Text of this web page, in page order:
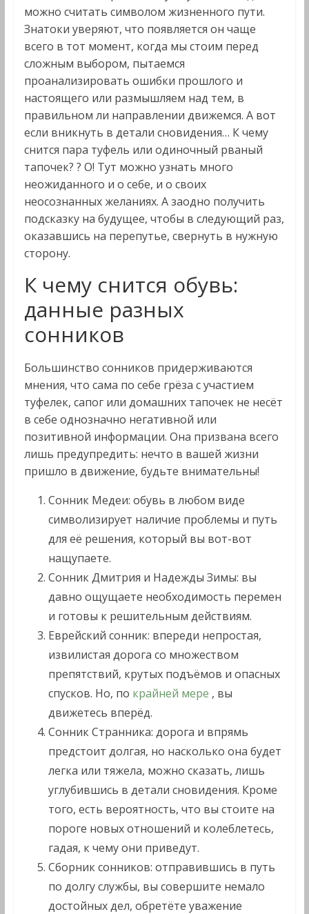
можно считать символом жизненного пути.
Знатоки уверяют, что появляется он чаще
всего в тот момент, когда мы стоим перед
сложным выбором, пытаемся
проанализировать ошибки прошлого и
настоящего или размышляем над тем, в
правильном ли направлении движемся. А вот
если вникнуть в детали сновидения… К чему
снится пара туфель или одиночный рваный
тапочек? ? О! Тут можно узнать много
неожиданного и о себе, и о своих
неосознанных желаниях. А заодно получить
подсказку на будущее, чтобы в следующий раз,
оказавшись на перепутье, свернуть в нужную
сторону.
К чему снится обувь:
данные разных
сонников
Большинство сонников придерживаются
мнения, что сама по себе грёза с участием
туфелек, сапог или домашних тапочек не несёт
в себе однозначно негативной или
позитивной информации. Она призвана всего
лишь предупредить: нечто в вашей жизни
пришло в движение, будьте внимательны!
Сонник Медеи: обувь в любом виде
символизирует наличие проблемы и путь
для её решения, который вы вот-вот
нащупаете.
Сонник Дмитрия и Надежды Зимы: вы
давно ощущаете необходимость перемен
и готовы к решительным действиям.
Еврейский сонник: впереди непростая,
извилистая дорога со множеством
препятствий, крутых подъёмов и опасных
спусков. Но, по крайней мере , вы
движетесь вперёд.
Сонник Странника: дорога и впрямь
предстоит долгая, но насколько она будет
легка или тяжела, можно сказать, лишь
углубившись в детали сновидения. Кроме
того, есть вероятность, что вы стоите на
пороге новых отношений и колеблетесь,
гадая, к чему они приведут.
Сборник сонников: отправившись в путь
по долгу службы, вы совершите немало
достойных дел, обретёте уважение